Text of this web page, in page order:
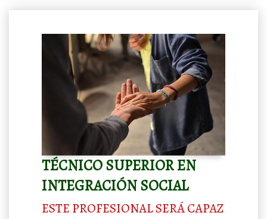
TÉCNICO SUPERIOR EN
INTEGRACIÓN SOCIAL
ESTE PROFESIONAL SERÁ CAPAZ